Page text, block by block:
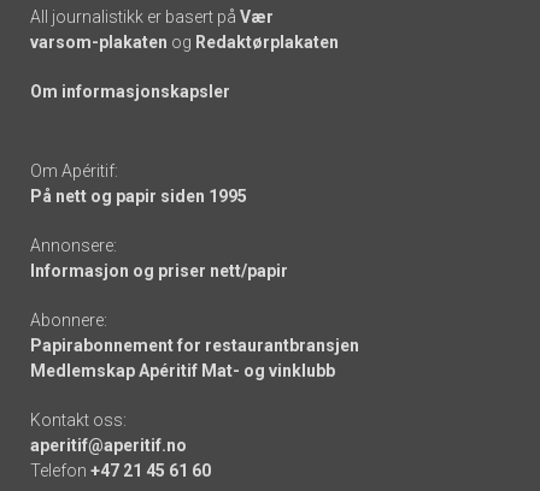
All journalistikk er basert på Vær
varsom-plakaten og Redaktørplakaten
Om informasjonskapsler
Om Apéritif:
På nett og papir siden 1995
Annonsere:
Informasjon og priser nett/papir
Abonnere:
Papirabonnement for restaurantbransjen
Medlemskap Apéritif Mat- og vinklubb
Kontakt oss:
aperitif@aperitif.no
Telefon +47 21 45 61 60